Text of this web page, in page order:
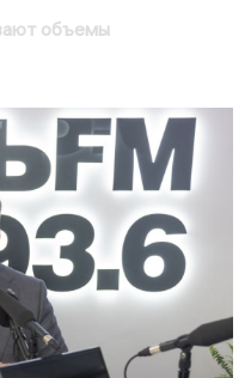
объемы